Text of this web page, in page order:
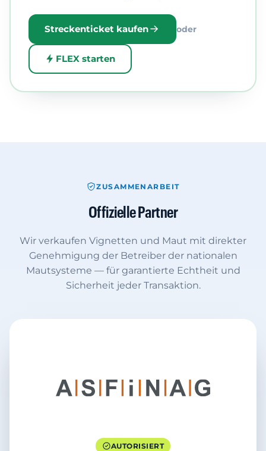
Streckenticket kaufen oder
FLEX starten
ZUSAMMENARBEIT
Offizielle Partner
Wir verkaufen Vignetten und Maut mit direkter
Genehmigung der Betreiber der nationalen
Mautsysteme — für garantierte Echtheit und
Sicherheit jeder Transaktion.
AUTORISIERT